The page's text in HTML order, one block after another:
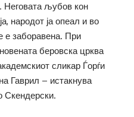
Неговата љубов кон
народот ја опеал и во
е заборавена. При
беровска црква
сликар Ѓорѓи
Гаврил – истакнува
Скендерски.